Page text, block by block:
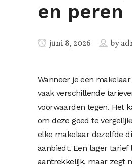
en peren
juni 8, 2026 by
Wanneer je een
vaak verschillende
voorwaarden tegen. Het
om deze goed te
elke makelaar dezelfde
aanbiedt. Een lager tarief
aantrekkelijk, maar zegt